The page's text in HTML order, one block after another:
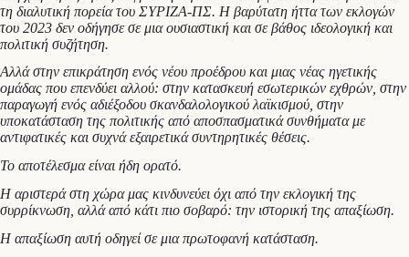
τη διαλυτική πορεία του ΣΥΡΙΖΑ-ΠΣ. Η βαρύτατη ήττα των εκλογών
του 2023 δεν οδήγησε σε μια ουσιαστική και σε βάθος ιδεολογική και
πολιτική συζήτηση.
Αλλά στην επικράτηση ενός νέου προέδρου και μιας νέας ηγετικής
ομάδας που επενδύει αλλού: στην κατασκευή εσωτερικών εχθρών, στην
παραγωγή ενός αδιέξοδου σκανδαλολογικού λαϊκισμού, στην
υποκατάσταση της πολιτικής από αποσπασματικά συνθήματα με
αντιφατικές και συχνά εξαιρετικά συντηρητικές θέσεις.
Το αποτέλεσμα είναι ήδη ορατό.
Η αριστερά στη χώρα μας κινδυνεύει όχι από την εκλογική της
συρρίκνωση, αλλά από κάτι πιο σοβαρό: την ιστορική της απαξίωση.
Η απαξίωση αυτή οδηγεί σε μια πρωτοφανή κατάσταση.